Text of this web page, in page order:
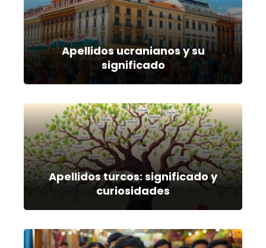
Apellidos ucranianos y su
significado
Apellidos turcos: significado y
curiosidades